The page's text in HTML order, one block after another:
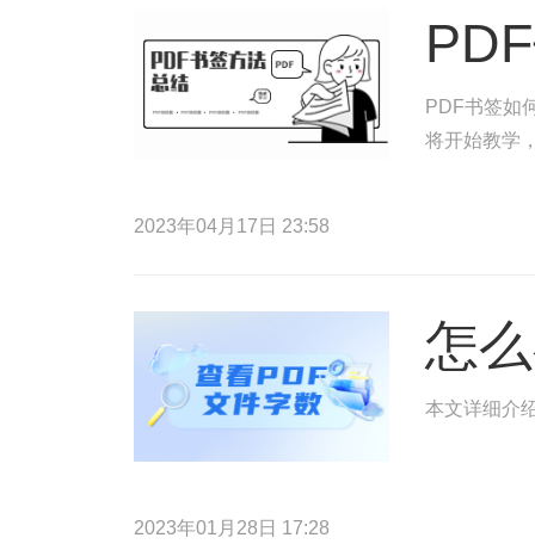
PDF书签如
将开始教学
2023年04月17日 23:58
怎
本文详细介
2023年01月28日 17:28